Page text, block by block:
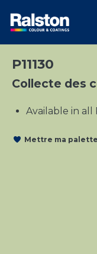
P11130
Collecte des
Available in
Mettre ma